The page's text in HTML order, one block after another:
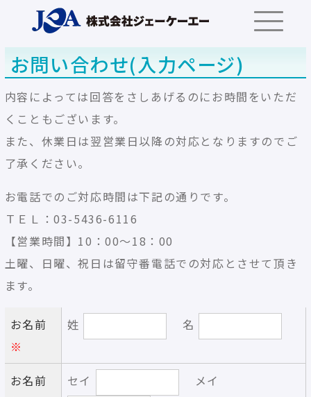
お問い合わせ(入力ページ)
内容によっては回答をさしあげるのにお時間をいただ
くこともございます。
また、休業日は翌営業日以降の対応となりますのでご
了承ください。
お電話でのご対応時間は下記の通りです。
ＴＥＬ：03-5436-6116
【営業時間】10：00～18：00
土曜、日曜、祝日は留守番電話での対応とさせて頂き
ます。
お名前
※
姓 名
お名前
セイ メイ